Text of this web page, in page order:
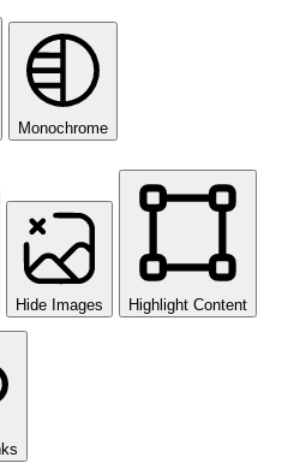
Monochrome
Hide Images Highlight Content